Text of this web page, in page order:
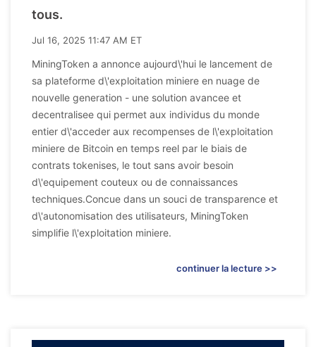
tous.
Jul 16, 2025 11:47 AM ET
MiningToken a annonce aujourd\'hui le lancement de
sa plateforme d\'exploitation miniere en nuage de
nouvelle generation - une solution avancee et
decentralisee qui permet aux individus du monde
entier d\'acceder aux recompenses de l\'exploitation
miniere de Bitcoin en temps reel par le biais de
contrats tokenises, le tout sans avoir besoin
d\'equipement couteux ou de connaissances
techniques.Concue dans un souci de transparence et
d\'autonomisation des utilisateurs, MiningToken
simplifie l\'exploitation miniere.
continuer la lecture >>